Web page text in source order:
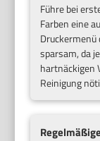
Führe bei
Farben eine
Druckermenü
sparsam, da
hartnäckigen
Reinigung